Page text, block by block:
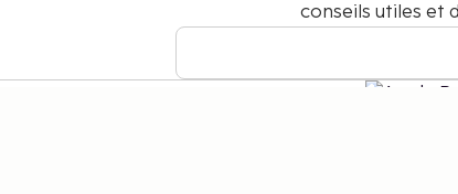
conseils utiles et